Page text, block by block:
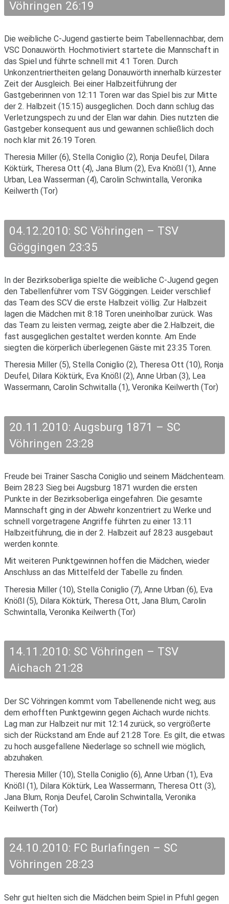
Vöhringen 26:19
Die weibliche C-Jugend gastierte beim Tabellennachbar, dem
VSC Donauwörth. Hochmotiviert startete die Mannschaft in
das Spiel und führte schnell mit 4:1 Toren. Durch
Unkonzentriertheiten gelang Donauwörth innerhalb kürzester
Zeit der Ausgleich. Bei einer Halbzeitführung der
Gastgeberinnen von 12:11 Toren war das Spiel bis zur Mitte
der 2. Halbzeit (15:15) ausgeglichen. Doch dann schlug das
Verletzungspech zu und der Elan war dahin. Dies nutzten die
Gastgeber konsequent aus und gewannen schließlich doch
noch klar mit 26:19 Toren.
Theresia Miller (6), Stella Coniglio (2), Ronja Deufel, Dilara
Köktürk, Theresa Ott (4), Jana Blum (2), Eva Knößl (1), Anne
Urban, Lea Wasserman (4), Carolin Schwintalla, Veronika
Keilwerth (Tor)
04.12.2010: SC Vöhringen – TSV
Göggingen 23:35
In der Bezirksoberliga spielte die weibliche C-Jugend gegen
den Tabellenführer vom TSV Göggingen. Leider verschlief
das Team des SCV die erste Halbzeit völlig. Zur Halbzeit
lagen die Mädchen mit 8:18 Toren uneinholbar zurück. Was
das Team zu leisten vermag, zeigte aber die 2.Halbzeit, die
fast ausgeglichen gestaltet werden konnte. Am Ende
siegten die körperlich überlegenen Gäste mit 23:35 Toren.
Theresia Miller (5), Stella Coniglio (2), Theresa Ott (10), Ronja
Deufel, Dilara Köktürk, Eva Knößl (2), Anne Urban (3), Lea
Wassermann, Carolin Schwitalla (1), Veronika Keilwerth (Tor)
20.11.2010: Augsburg 1871 – SC
Vöhringen 23:28
Freude bei Trainer Sascha Coniglio und seinem Mädchenteam.
Beim 28:23 Sieg bei Augsburg 1871 wurden die ersten
Punkte in der Bezirksoberliga eingefahren. Die gesamte
Mannschaft ging in der Abwehr konzentriert zu Werke und
schnell vorgetragene Angriffe führten zu einer 13:11
Halbzeitführung, die in der 2. Halbzeit auf 28:23 ausgebaut
werden konnte.
Mit weiteren Punktgewinnen hoffen die Mädchen, wieder
Anschluss an das Mittelfeld der Tabelle zu finden.
Theresia Miller (10), Stella Coniglio (7), Anne Urban (6), Eva
Knößl (5), Dilara Köktürk, Theresa Ott, Jana Blum, Carolin
Schwintalla, Veronika Keilwerth (Tor)
14.11.2010: SC Vöhringen – TSV
Aichach 21:28
Der SC Vöhringen kommt vom Tabellenende nicht weg; aus
dem erhofften Punktgewinn gegen Aichach wurde nichts.
Lag man zur Halbzeit nur mit 12:14 zurück, so vergrößerte
sich der Rückstand am Ende auf 21:28 Tore. Es gilt, die etwas
zu hoch ausgefallene Niederlage so schnell wie möglich,
abzuhaken.
Theresia Miller (10), Stella Coniglio (6), Anne Urban (1), Eva
Knößl (1), Dilara Köktürk, Lea Wassermann, Theresa Ott (3),
Jana Blum, Ronja Deufel, Carolin Schwintalla, Veronika
Keilwerth (Tor)
24.10.2010: FC Burlafingen – SC
Vöhringen 28:23
Sehr gut hielten sich die Mädchen beim Spiel in Pfuhl gegen